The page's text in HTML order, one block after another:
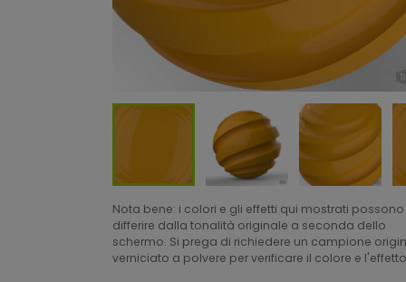
Nota bene: i colori e gli effetti qui mostrati possono
differire dalla tonalità originale a seconda dello
schermo. Si prega di richiedere un campione
verniciato a polvere per verificare il colore e